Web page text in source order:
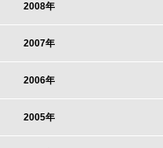
2008年
2007年
2006年
2005年